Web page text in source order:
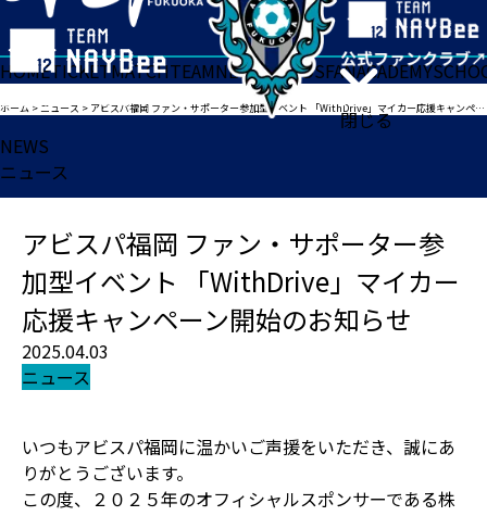
閉じる
HOMETICKETMATCHTEAMNEWSGOODSFANACADEMY
ホーム >ニュース > アビスパ福岡 ファン・サポーター参加型イベント 「WithDrive」マイカー応援キャンペーン開始のお知らせ
NEWS
ニュース
アビスパ福岡 ファン・サポーター参
加型イベント 「WithDrive」マイカー
応援キャンペーン開始のお知らせ
2025.04.03
ニュース
いつもアビスパ福岡に温かいご声援をいただき、誠にあ
りがとうございます。
この度、２０２５年のオフィシャルスポンサーである株